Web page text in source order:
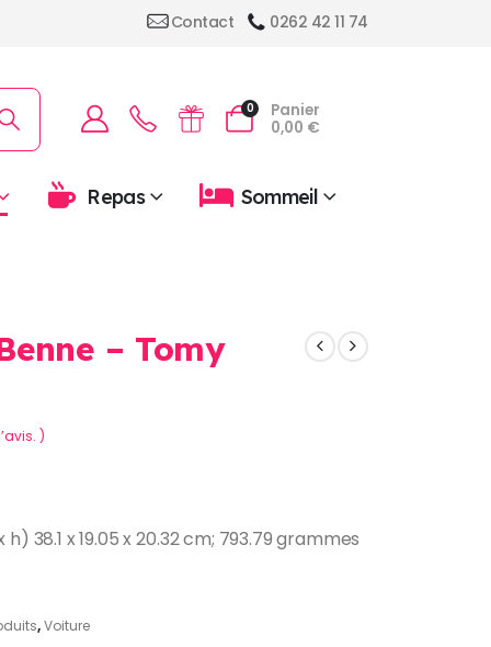
Contact 0262 42 11 74
0
Panier
0,00 €
Repas Sommeil
– Tomy
)
‎38.1 x 19.05 x 20.32 cm; 793.79 grammes
,Voiture